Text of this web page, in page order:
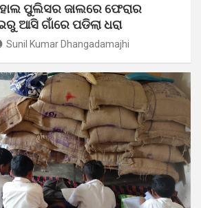
ପୁଲିସର ଜାଲରେ ଫେରାର
ଆସି ଗାଁରେ ପଡିଲା ଧରା
Sunil Kumar Dhangadamajhi